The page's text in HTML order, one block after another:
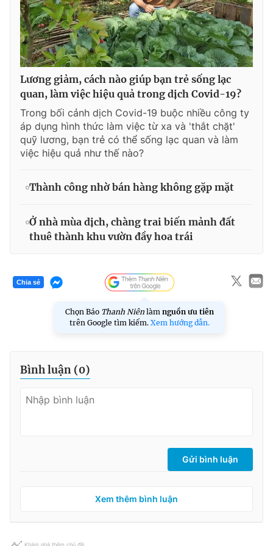
Lương giảm, cách nào giúp bạn trẻ sống lạc
quan, làm việc hiệu quả trong dịch Covid-19?
Trong bối cảnh dịch Covid-19 buộc nhiều công ty
áp dụng hình thức làm việc từ xa và 'thắt chặt'
quỹ lương, bạn trẻ có thể sống lạc quan và làm
việc hiệu quả như thế nào?
Thành công nhờ bán hàng không gặp mặt
Ở nhà mùa dịch, chàng trai biến mảnh đất
thuê thành khu vườn đầy hoa trái
Chia sẻ
Chọn Báo Thanh Niên làm nguồn ưu tiên
trên Google tìm kiếm. Xem hướng dẫn.
Bình luận (0)
Gửi bình luận
Xem thêm bình luận
Khám phá thêm chủ đề